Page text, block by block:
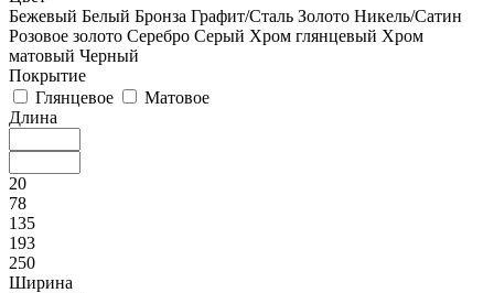
Бежевый Белый Бронза Графит/Сталь Золото Никель/Сатин
Розовое золото Серебро Серый Хром глянцевый Хром
матовый Черный
Покрытие
Глянцевое
Матовое
Длина
20
78
135
193
250
Ширина